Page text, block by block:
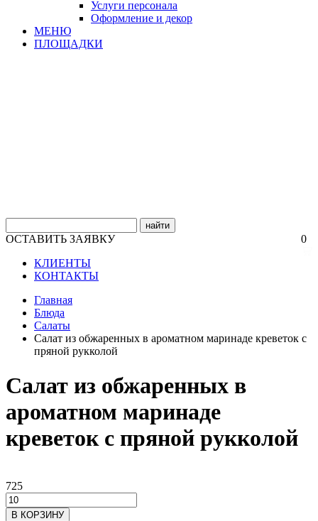
Услуги персонала
Оформление и декор
МЕНЮ
ПЛОЩАДКИ
найти
0
ОСТАВИТЬ ЗАЯВКУ
КЛИЕНТЫ
КОНТАКТЫ
Главная
Блюда
Салаты
Салат из обжаренных в ароматном маринаде креветок с
пряной рукколой
Салат из обжаренных в
ароматном маринаде
креветок с пряной рукколой
725
В КОРЗИНУ